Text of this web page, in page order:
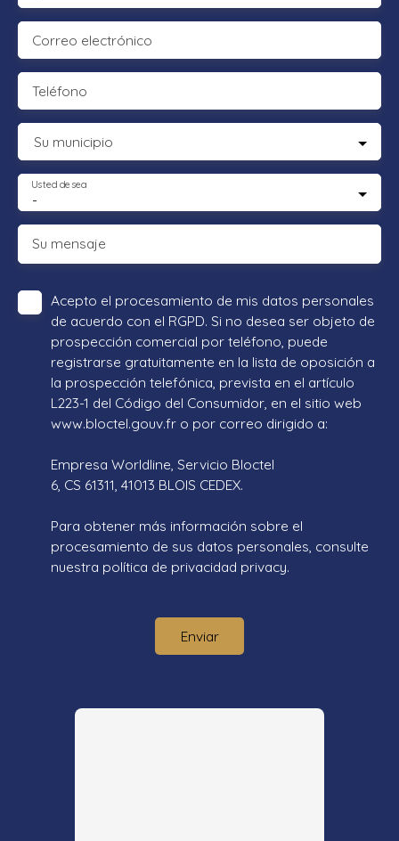
Correo electrónico
Teléfono
Su municipio
-
Usted desea
Su mensaje
Acepto el procesamiento de mis datos personales
de acuerdo con el RGPD. Si no desea ser objeto de
prospección comercial por teléfono, puede
registrarse gratuitamente en la lista de oposición a
la prospección telefónica, prevista en el artículo
L223-1 del Código del Consumidor, en el sitio web
www.bloctel.gouv.fr o por correo dirigido a:
Empresa Worldline, Servicio Bloctel
6, CS 61311, 41013 BLOIS CEDEX.
Para obtener más información sobre el
procesamiento de sus datos personales, consulte
nuestra política de privacidad privacy.
Enviar